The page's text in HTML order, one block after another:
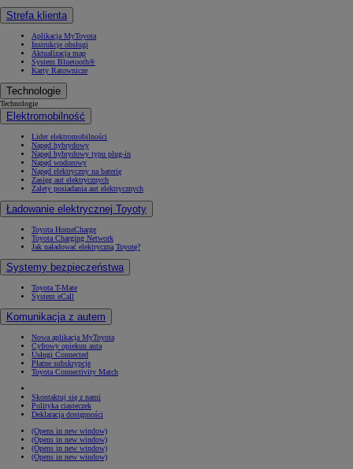
Strefa klienta
Aplikacja MyToyota
Instrukcje obsługi
Aktualizacja map
System Bluetooth®
Karty Ratownicze
Technologie
Technologie
Elektromobilność
Lider elektromobilności
Napęd hybrydowy
Napęd hybrydowy typu plug-in
Napęd wodorowy
Napęd elektryczny na baterię
Zasięg aut elektrycznych
Zalety posiadania aut elektrycznych
Ładowanie elektrycznej Toyoty
Toyota HomeCharge
Toyota Charging Network
Jak naładować elektryczną Toyotę?
Systemy bezpieczeństwa
Toyota T-Mate
System eCall
Komunikacja z autem
Nowa aplikacja MyToyota
Cyfrowy opiekun auta
Usługi Connected
Płatne subskrypcje
Toyota Connectivity Match
Skontaktuj się z nami
Polityka ciasteczek
Deklaracja dostępności
(Opens in new window)
(Opens in new window)
(Opens in new window)
(Opens in new window)